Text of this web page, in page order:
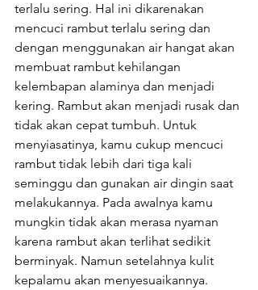
terlalu sering. Hal ini dikarenakan
mencuci rambut terlalu sering dan
dengan menggunakan air hangat akan
membuat rambut kehilangan
kelembapan alaminya dan menjadi
kering. Rambut akan menjadi rusak dan
tidak akan cepat tumbuh. Untuk
menyiasatinya, kamu cukup mencuci
rambut tidak lebih dari tiga kali
seminggu dan gunakan air dingin saat
melakukannya. Pada awalnya kamu
mungkin tidak akan merasa nyaman
karena rambut akan terlihat sedikit
berminyak. Namun setelahnya kulit
kepalamu akan menyesuaikannya.